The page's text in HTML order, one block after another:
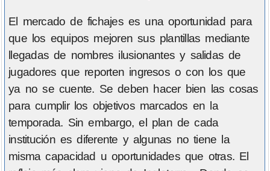
El mercado de fichajes es una oportunidad para
que los equipos mejoren sus plantillas mediante
llegadas de nombres ilusionantes y salidas de
jugadores que reporten ingresos o con los que
ya no se cuente. Se deben hacer bien las cosas
para cumplir los objetivos marcados en la
temporada. Sin embargo, el plan de cada
institución es diferente y algunas no tiene la
misma capacidad u oportunidades que otras. El